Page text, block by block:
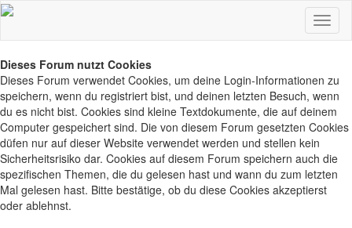
Dieses Forum nutzt Cookies
Dieses Forum verwendet Cookies, um deine Login-Informationen zu
speichern, wenn du registriert bist, und deinen letzten Besuch, wenn
du es nicht bist. Cookies sind kleine Textdokumente, die auf deinem
Computer gespeichert sind. Die von diesem Forum gesetzten Cookies
düfen nur auf dieser Website verwendet werden und stellen kein
Sicherheitsrisiko dar. Cookies auf diesem Forum speichern auch die
spezifischen Themen, die du gelesen hast und wann du zum letzten
Mal gelesen hast. Bitte bestätige, ob du diese Cookies akzeptierst
oder ablehnst.